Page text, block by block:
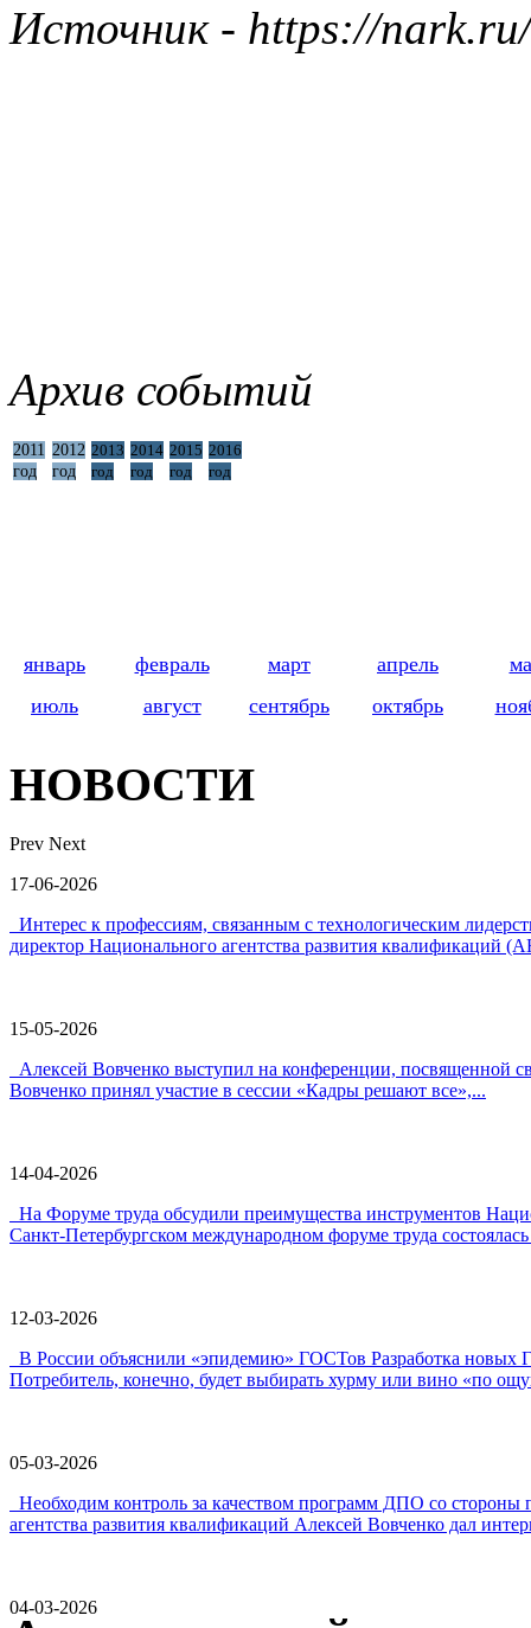
Источник - https://nark.ru/
Архив событий
2011
год
2012
год
2013
год
2014
год
2015
год
2016
год
январь февраль март апрель
июль
август сентябрь октябрь
НОВОСТИ
Prev Next
17-06-2026
Интерес к профессиям, связанным с технологическим
директор Национального агентства развития квалификаций
15-05-2026
Алексей Вовченко выступил на конференции,
Вовченко принял участие в сессии «Кадры решают все»,...
14-04-2026
На Форуме труда обсудили преимущества инструментов
Санкт-Петербургском международном форуме труда
12-03-2026
В России объяснили «эпидемию» ГОСТов Разработка новых
Потребитель, конечно, будет выбирать хурму или вино «по
05-03-2026
Необходим контроль за качеством программ ДПО со
агентства развития квалификаций Алексей Вовченко дал
04-03-2026